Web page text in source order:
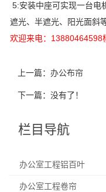
5:安装中座可实现一台电
遮光、半遮光、阳光面斜
欢迎来电：13880464598
上一篇： 办公布帘
下一篇：没有了！
栏目导航
办公室工程铝百叶
办公室工程卷帘